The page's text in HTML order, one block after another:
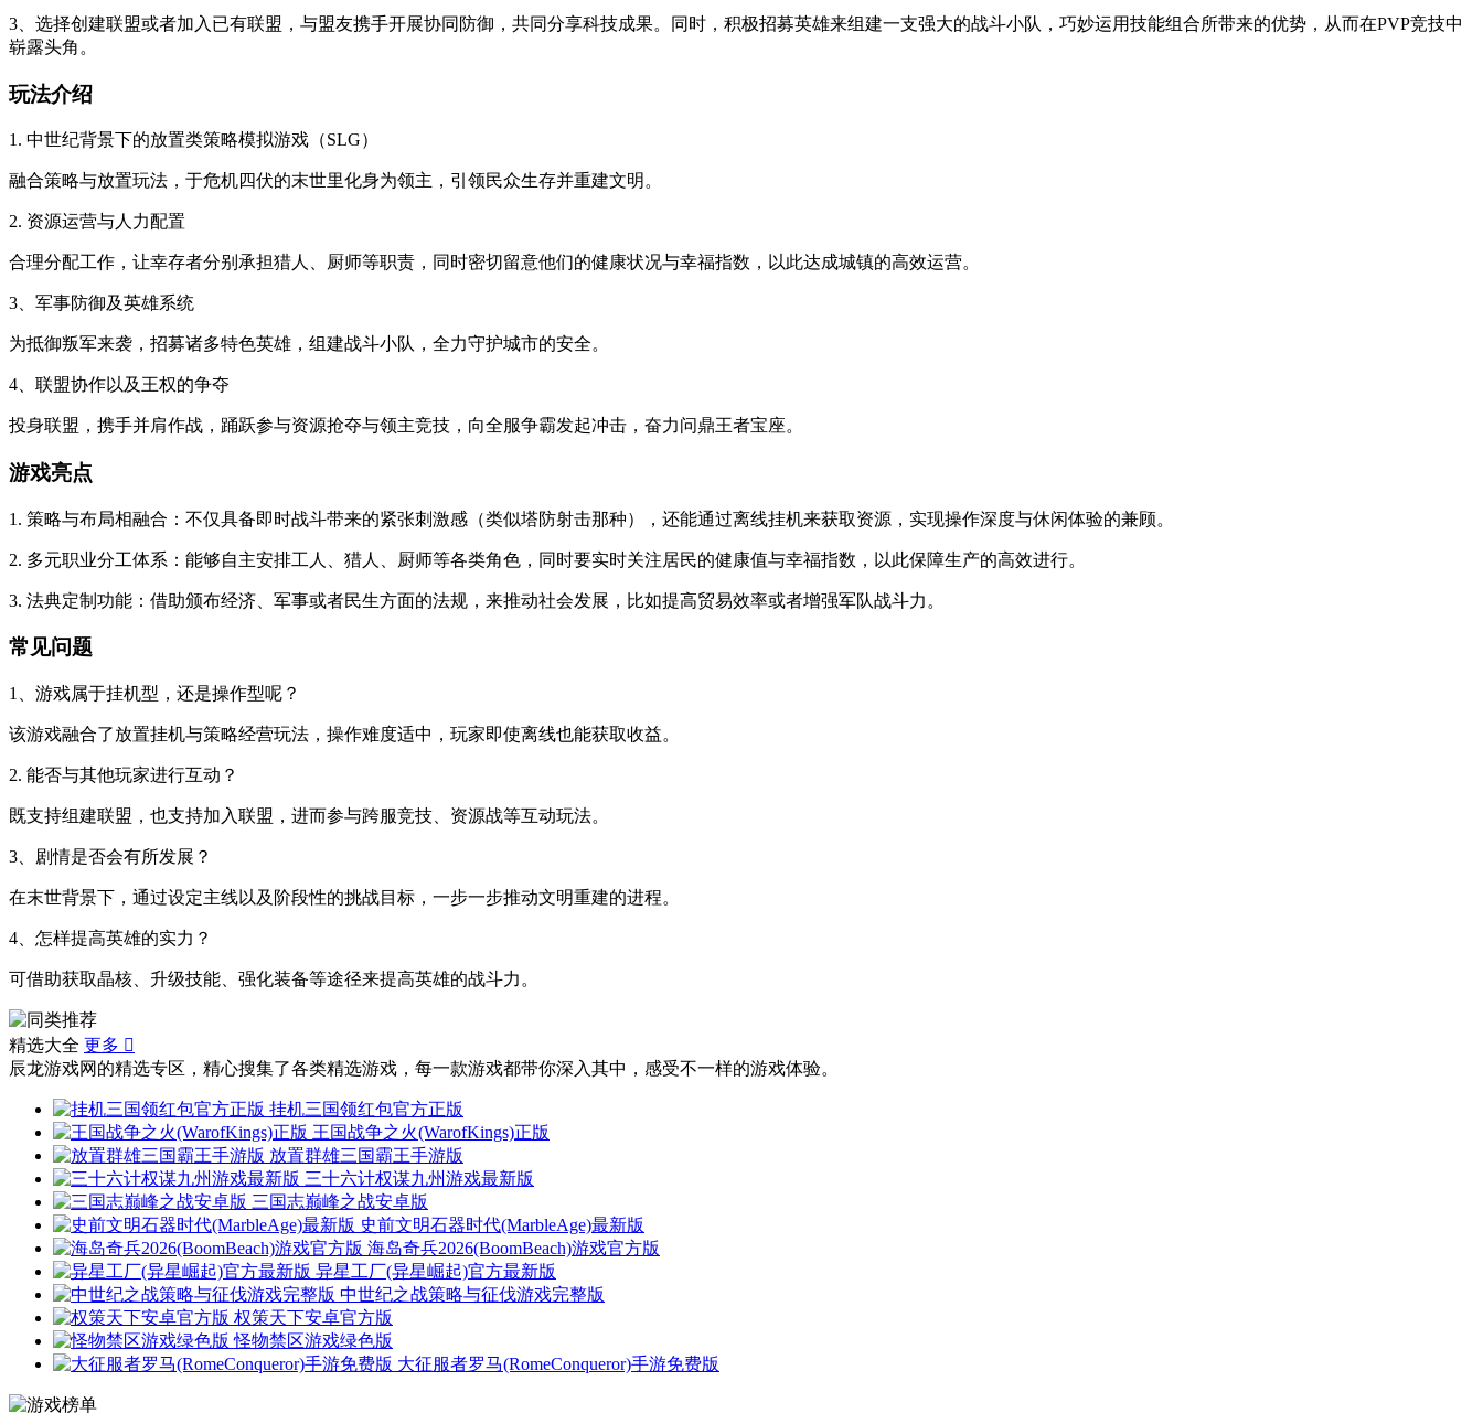
3、选择创建联盟或者加入已有联盟，与盟友携手开展协同防御，共同分享科技成果。同时，积极招募英雄来组建一支强大的战斗小队，巧妙运用技能组合所带来的优势，从而在PVP竞技中
崭露头角。
玩法介绍
1. 中世纪背景下的放置类策略模拟游戏（SLG）
融合策略与放置玩法，于危机四伏的末世里化身为领主，引领民众生存并重建文明。
2. 资源运营与人力配置
合理分配工作，让幸存者分别承担猎人、厨师等职责，同时密切留意他们的健康状况与幸福指数，以此达成城镇的高效运营。
3、军事防御及英雄系统
为抵御叛军来袭，招募诸多特色英雄，组建战斗小队，全力守护城市的安全。
4、联盟协作以及王权的争夺
投身联盟，携手并肩作战，踊跃参与资源抢夺与领主竞技，向全服争霸发起冲击，奋力问鼎王者宝座。
游戏亮点
1. 策略与布局相融合：不仅具备即时战斗带来的紧张刺激感（类似塔防射击那种），还能通过离线挂机来获取资源，实现操作深度与休闲体验的兼顾。
2. 多元职业分工体系：能够自主安排工人、猎人、厨师等各类角色，同时要实时关注居民的健康值与幸福指数，以此保障生产的高效进行。
3. 法典定制功能：借助颁布经济、军事或者民生方面的法规，来推动社会发展，比如提高贸易效率或者增强军队战斗力。
常见问题
1、游戏属于挂机型，还是操作型呢？
该游戏融合了放置挂机与策略经营玩法，操作难度适中，玩家即使离线也能获取收益。
2. 能否与其他玩家进行互动？
既支持组建联盟，也支持加入联盟，进而参与跨服竞技、资源战等互动玩法。
3、剧情是否会有所发展？
在末世背景下，通过设定主线以及阶段性的挑战目标，一步一步推动文明重建的进程。
4、怎样提高英雄的实力？
可借助获取晶核、升级技能、强化装备等途径来提高英雄的战斗力。
精选大全 更多 
辰龙游戏网的精选专区，精心搜集了各类精选游戏，每一款游戏都带你深入其中，感受不一样的游戏体验。
挂机三国领红包官方正版
王国战争之火(WarofKings)正版
放置群雄三国霸王手游版
三十六计权谋九州游戏最新版
三国志巅峰之战安卓版
史前文明石器时代(MarbleAge)最新版
海岛奇兵2026(BoomBeach)游戏官方版
异星工厂(异星崛起)官方最新版
中世纪之战策略与征伐游戏完整版
权策天下安卓官方版
怪物禁区游戏绿色版
大征服者罗马(RomeConqueror)手游免费版